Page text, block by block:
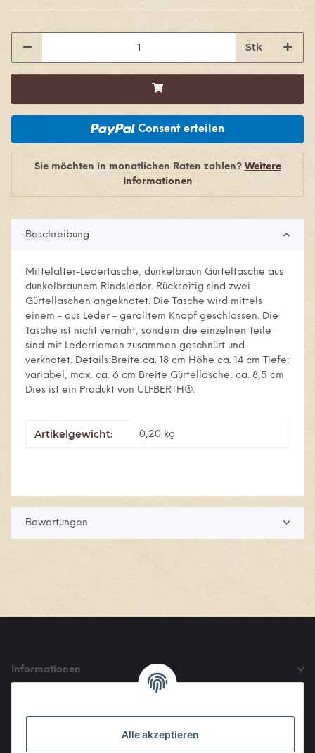
Stk
Consent erteilen
Sie möchten in monatlichen Raten zahlen? Weitere
Informationen
Beschreibung
Mittelalter-Ledertasche, dunkelbraun Gürteltasche aus
dunkelbraunem Rindsleder. Rückseitig sind zwei
Gürtellaschen angeknotet. Die Tasche wird mittels
einem - aus Leder - gerolltem Knopf geschlossen. Die
Tasche ist nicht vernäht, sondern die einzelnen Teile
sind mit Lederriemen zusammen geschnürt und
verknotet. Details:Breite ca. 18 cm Höhe ca. 14 cm Tiefe:
variabel, max. ca. 6 cm Breite Gürtellasche: ca. 8,5 cm
Dies ist ein Produkt von ULFBERTH®.
Produkteigenschaft
Wert
Artikelgewicht: 0,20 kg
Bewertungen
Informationen
Alle akzeptieren